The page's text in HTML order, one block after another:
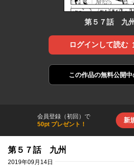
第５７話 九州
ログインして読む
この作品の無料公開中
会員登録（初回）で
50pt プレゼント！
新
第５７話 九州
2019年09月14日